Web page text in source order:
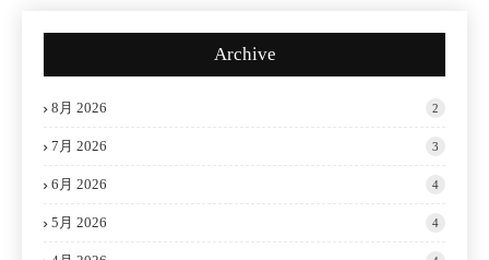
Archive
8月 2026 2
7月 2026 3
6月 2026 4
5月 2026 4